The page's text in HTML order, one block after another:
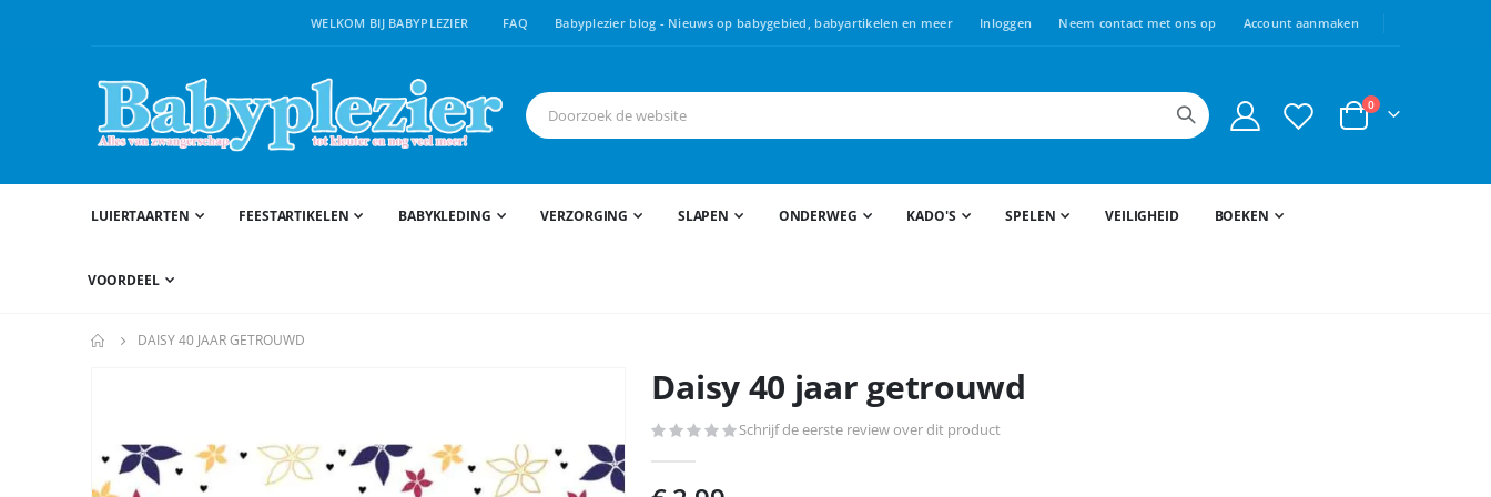
WELKOM BIJ BABYPLEZIER FAQ Babyplezier blog - Nieuws op babygebied, babyartikelen en meer Inloggen Neem contact met ons op Account aanmaken
Cart
0producten
LUIERTAARTEN FEESTARTIKELEN BABYKLEDING VERZORGING SLAPEN ONDERWEG KADO'S SPELEN VEILIGHEID BOEKEN
VOORDEEL
DAISY 40 JAAR GETROUWD
einde
van
Daisy 40 jaar getrouwd
Schrijf de eerste review over dit product